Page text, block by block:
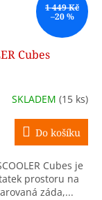
1 449 Kč
–20 %
Cubes
SKLADEM (15 ks)
Do košíku
Cubes je
prostoru na
záda,...